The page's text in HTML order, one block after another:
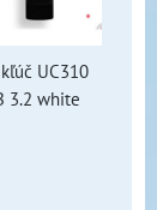
UC310
3.2 white